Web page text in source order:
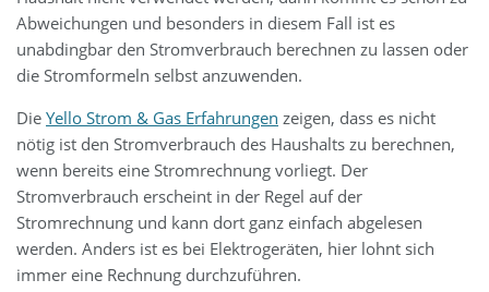
Abweichungen und besonders in diesem Fall ist es
unabdingbar den Stromverbrauch berechnen zu lassen oder
die Stromformeln selbst anzuwenden.
Die Yello Strom & Gas Erfahrungen zeigen, dass es nicht
nötig ist den Stromverbrauch des Haushalts zu berechnen,
wenn bereits eine Stromrechnung vorliegt. Der
Stromverbrauch erscheint in der Regel auf der
Stromrechnung und kann dort ganz einfach abgelesen
werden. Anders ist es bei Elektrogeräten, hier lohnt sich
immer eine Rechnung durchzuführen.